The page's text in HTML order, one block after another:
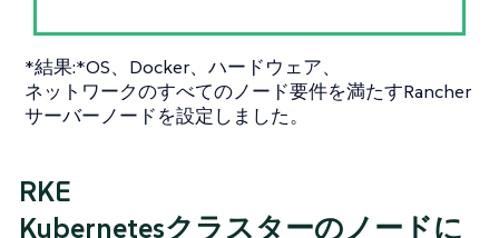
*結果:*OS、Docker、ハードウェア、
ネットワークのすべてのノード要件を満たすRancher
サーバーノードを設定しました。
RKE
Kubernetesクラスターのノードに